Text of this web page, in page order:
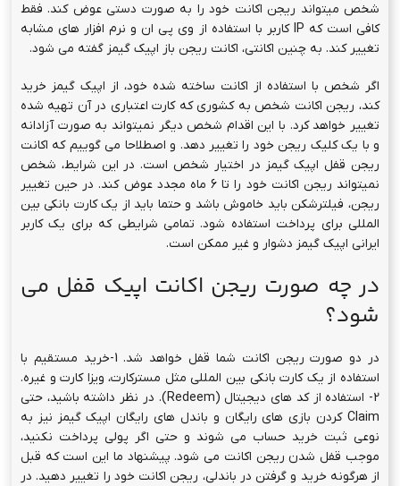
شخص میتواند ریجن اکانت خود را به صورت دستی عوض کند. فقط
کافی است که IP کاربر با استفاده از وی پی ان و نرم افزار های مشابه
تغییر کند. به چنین اکانتی، اکانت ریجن باز اپیک گیمز گفته می شود.
اگر شخص با استفاده از اکانت ساخته شده خود، از اپیک گیمز خرید
کند، ریجن اکانت شخص به کشوری که کارت اعتباری در آن تهیه شده
تغییر خواهد کرد. با این اقدام شخص دیگر نمیتواند به صورت آزادانه
و با یک کلیک ریجن خود را تغییر دهد. و اصطلاحا می گوییم که اکانت
ریجن قفل اپیک گیمز در اختیار شخص است. در این شرایط، شخص
نمیتواند ریجن اکانت خود را تا 6 ماه مجدد عوض کند. در حین تغییر
ریجن، فیلترشکن باید خاموش باشد و حتما باید از یک کارت بانکی بین
المللی برای پرداخت استفاده شود. تمامی شرایطی که برای یک کاربر
ایرانی اپیک گیمز دشوار و غیر ممکن است.
در چه صورت ریجن اکانت اپیک قفل می
شود؟
در دو صورت ریجن اکانت شما قفل خواهد شد. 1-خرید مستقیم با
استفاده از یک کارت بانکی بین المللی مثل مسترکارت، ویزا کارت و غیره.
2- استفاده از کد های دیجیتال (Redeem). در نظر داشته باشید، حتی
Claim کردن بازی های رایگان و باندل های رایگان اپیک گیمز نیز به
نوعی ثبت خرید حساب می شوند و حتی اگر پولی پرداخت نکنید،
موجب قفل شدن ریجن اکانت می شود. پیشنهاد ما این است که قبل
از هرگونه خرید و گرفتن در باندلی، ریجن اکانت خود را تغییر دهید. در